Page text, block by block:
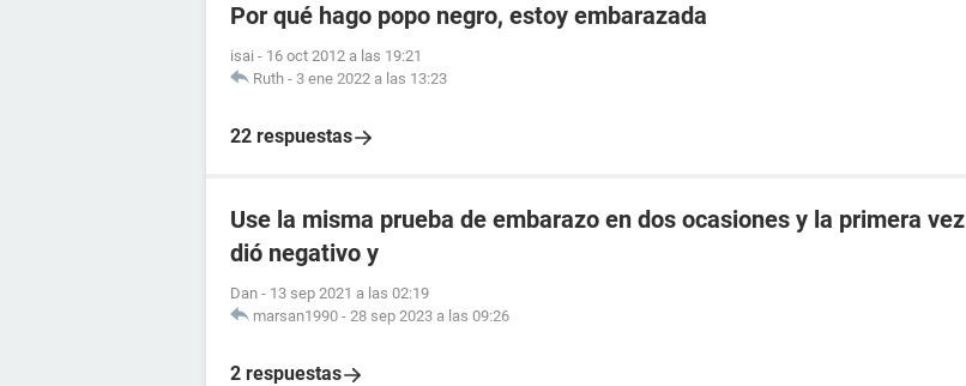
Por qué hago popo negro, estoy embarazada
isai - 16 oct 2012 a las 19:21
Ruth - 3 ene 2022 a las 13:23
22 respuestas
Use la misma prueba de embarazo en dos ocasiones y la primera vez
dió negativo y
Dan - 13 sep 2021 a las 02:19
marsan1990 - 28 sep 2023 a las 09:26
2 respuestas